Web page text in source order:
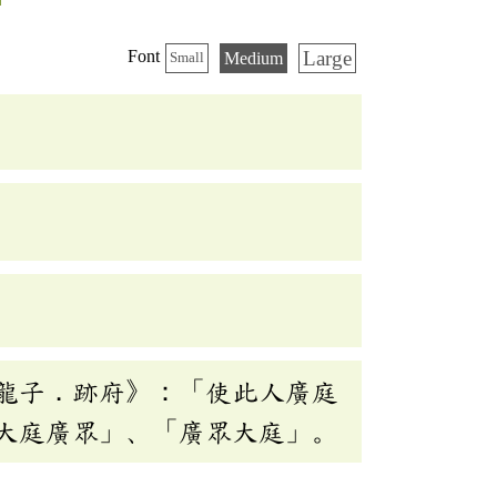
Font Small Medium Large
子．跡府》：「使此人廣庭
廣眾」、「廣眾大庭」。